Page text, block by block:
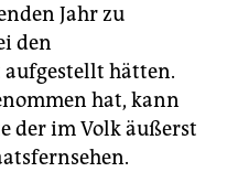
Jahr zu
den
hätten.
hat, kann
der im Volk äußerst